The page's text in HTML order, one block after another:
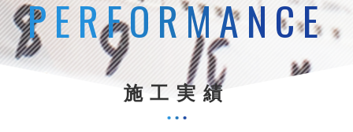
PERFORMANCE
施工実績